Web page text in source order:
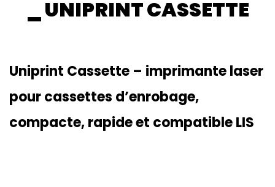
_ UNIPRINT CASSETTE
Uniprint Cassette – imprimante laser
pour cassettes d’enrobage,
compacte, rapide et compatible LIS